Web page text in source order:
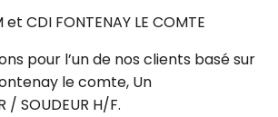
et CDI FONTENAY LE COMTE
pour l’un de nos clients basé sur
le comte, Un
/ SOUDEUR H/F.